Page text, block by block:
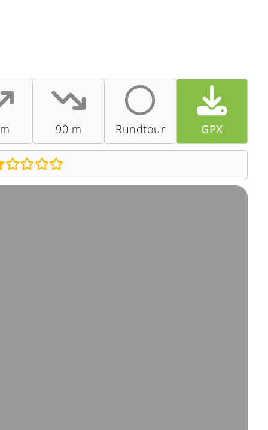
90 m Rundtour GPX